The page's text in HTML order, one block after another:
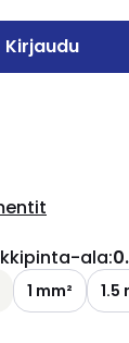
Kirjaudu
ala:
1 mm² 1.5